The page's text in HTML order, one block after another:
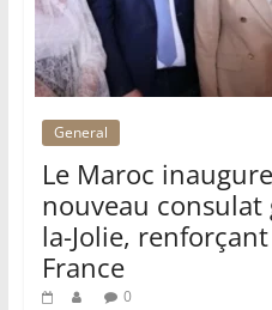
General
Le Maroc
nouveau consulat
la-Jolie,
France
0